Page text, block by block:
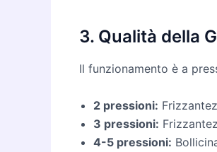
3. Qualità della
Il funzionamento è a
2 pressioni:
3 pressioni:
4-5 pressioni: